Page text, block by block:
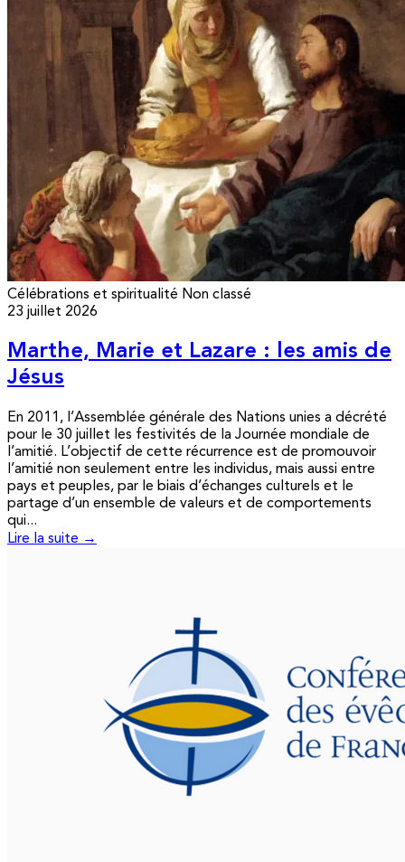
Célébrations et spiritualité Non classé
23 juillet 2026
Marthe, Marie et Lazare : les amis de
Jésus
En 2011, l’Assemblée générale des Nations unies a décrété
pour le 30 juillet les festivités de la Journée mondiale de
l’amitié. L’objectif de cette récurrence est de promouvoir
l’amitié non seulement entre les individus, mais aussi entre
pays et peuples, par le biais d’échanges culturels et le
partage d’un ensemble de valeurs et de comportements
qui...
Lire la suite →